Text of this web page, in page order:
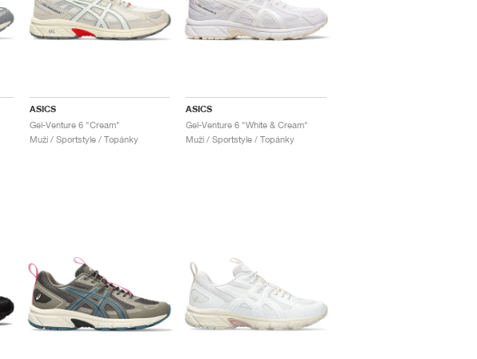
ASICS
Gel-Venture 6 "Cream"
Muži / Sportstyle / Topánky
ASICS
Gel-Venture 6 "White & Cream"
Muži / Sportstyle / Topánky